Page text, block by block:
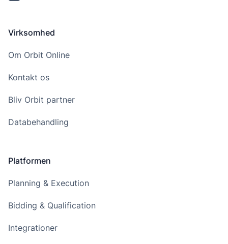
Virksomhed
Om Orbit Online
Kontakt os
Bliv Orbit partner
Databehandling
Platformen
Planning & Execution
Bidding & Qualification
Integrationer